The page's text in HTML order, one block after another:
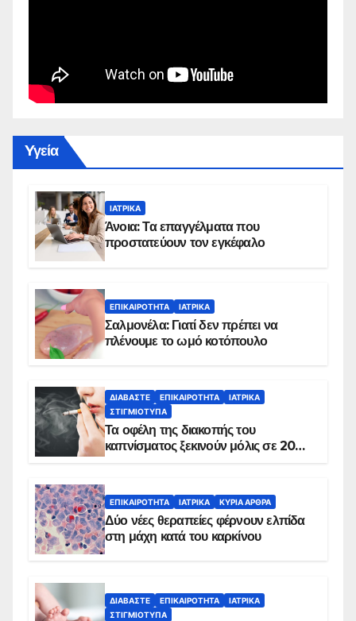
Yγεία
ΙΑΤΡΙΚΆ
Άνοια: Τα επαγγέλματα που
προστατεύουν τον εγκέφαλο
ΕΠΙΚΑΙΡΌΤΗΤΑ ΙΑΤΡΙΚΆ
Σαλμονέλα: Γιατί δεν πρέπει να
πλένουμε το ωμό κοτόπουλο
ΔΙΑΒΆΣΤΕ ΕΠΙΚΑΙΡΌΤΗΤΑ
ΙΑΤΡΙΚΆ
ΣΤΙΓΜΙΌΤΥΠΑ
Τα οφέλη της διακοπής του
καπνίσματος ξεκινούν μόλις σε 20
ΕΠΙΚΑΙΡΌΤΗΤΑ ΙΑΤΡΙΚΆ ΚΥΡΙΑ ΑΡΘΡΑ
Δύο νέες θεραπείες φέρνουν ελπίδα
στη μάχη κατά του καρκίνου
ΔΙΑΒΆΣΤΕ ΕΠΙΚΑΙΡΌΤΗΤΑ
ΙΑΤΡΙΚΆ
ΣΤΙΓΜΙΌΤΥΠΑ